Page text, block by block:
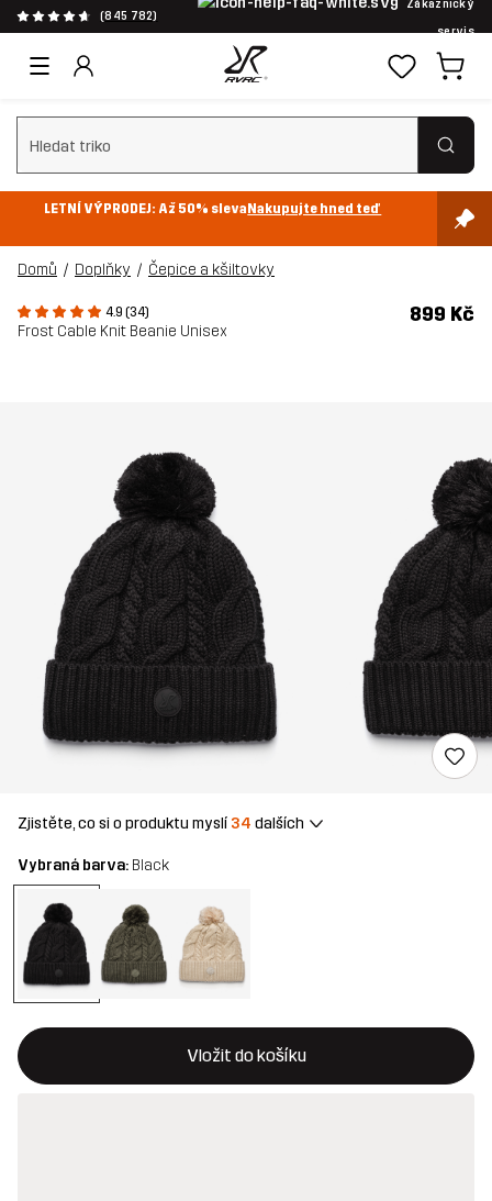
(845 782)
Zákaznický
servis
Vymazat vyhledávání
LETNÍ VÝPRODEJ: Až 50% slevaNakupujte hned teď
Domů Doplňky Čepice a kšiltovky
4.9 (34)
Frost Cable Knit Beanie Unisex
899 Kč
Zjistěte, co si o produktu myslí 34 dalších
Vybraná barva: Black
Vložit do košíku
Toto tlačítko otevře modální potvrzení nové položky v
{{size}} není k dispozici